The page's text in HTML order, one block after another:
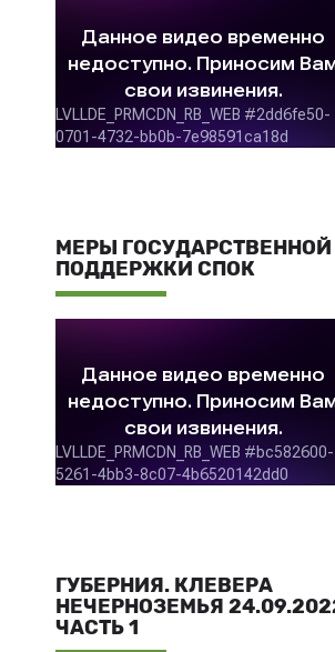
МЕРЫ ГОСУДАРСТВЕННОЙ
ПОДДЕРЖКИ СПОК
ГУБЕРНИЯ. КЛЕВЕРА
НЕЧЕРНОЗЕМЬЯ
ЧАСТЬ 1